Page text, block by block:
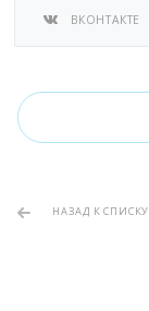
ВКОНТАКТЕ
НАЗАД К СПИСКУ